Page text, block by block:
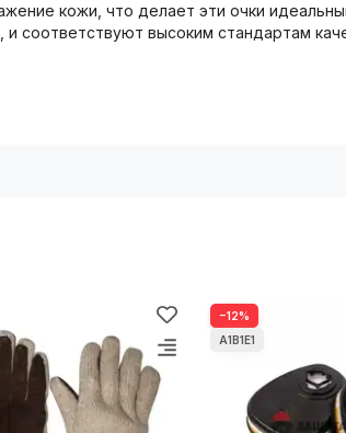
кожи, что делает эти очки
соответствуют высоким стандартам
−12%